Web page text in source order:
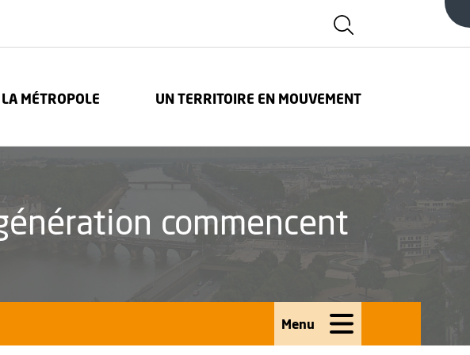
UNE NOUVELLE FENÊTRE Afficher la zone
l'accueil
LA MÉTROPOLE UN TERRITOIRE EN MOUVEMENT
commencent
Menu
Ouvrir le menu